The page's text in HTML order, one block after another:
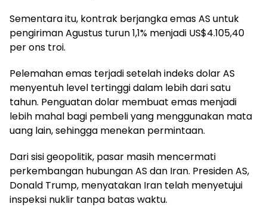
Sementara itu, kontrak berjangka emas AS untuk
pengiriman Agustus turun 1,1% menjadi US$4.105,40
per ons troi.
Pelemahan emas terjadi setelah indeks dolar AS
menyentuh level tertinggi dalam lebih dari satu
tahun. Penguatan dolar membuat emas menjadi
lebih mahal bagi pembeli yang menggunakan mata
uang lain, sehingga menekan permintaan.
Dari sisi geopolitik, pasar masih mencermati
perkembangan hubungan AS dan Iran. Presiden AS,
Donald Trump, menyatakan Iran telah menyetujui
inspeksi nuklir tanpa batas waktu.